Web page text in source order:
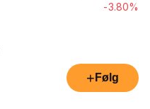
-3.80%
+ Følg